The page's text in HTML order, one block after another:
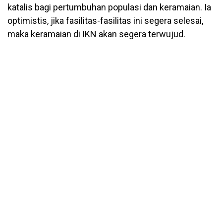
katalis bagi pertumbuhan populasi dan keramaian. Ia
optimistis, jika fasilitas-fasilitas ini segera selesai,
maka keramaian di IKN akan segera terwujud.